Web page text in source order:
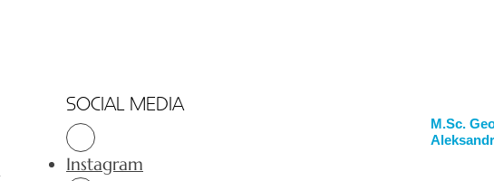
SOCIAL MEDIA
Instagram
M.Sc.